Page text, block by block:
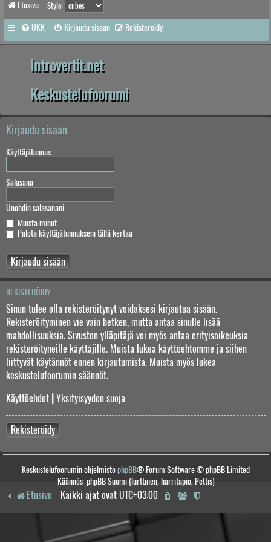
Etusivu Style:
UKK Kirjaudu sisään Rekisteröidy
Introvertit.net
Keskustelufoorumi
Kirjaudu sisään
Käyttäjätunnus:
Salasana:
Unohdin salasanani
Muista minut
Piilota käyttäjätunnukseni tällä kertaa
REKISTERÖIDY
Sinun tulee olla rekisteröitynyt voidaksesi kirjautua sisään.
Rekisteröityminen vie vain hetken, mutta antaa sinulle lisää
mahdollisuuksia. Sivuston ylläpitäjä voi myös antaa erityisoikeuksia
rekisteröityneille käyttäjille. Muista lukea käyttöehtomme ja siihen
liittyvät käytännöt ennen kirjautumista. Muista myös lukea
keskustelufoorumin säännöt.
Käyttöehdot Yksityisyyden suoja
Rekisteröidy
Keskustelufoorumin ohjelmistophpBB® Forum Software © phpBB Limited
Käännös: phpBB Suomi (lurttinen, harritapio, Pettis)
Etusivu Kaikki ajat ovat UTC+03:00